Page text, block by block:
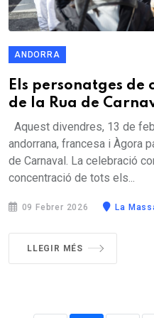
ANDORRA
Els personatges de
de la Rua de
Aquest divendres, 13 de
andorrana, francesa i Àgora
de Carnaval. La celebració
concentració de tots els...
09 Febrer 2026 La
LLEGIR MÉS